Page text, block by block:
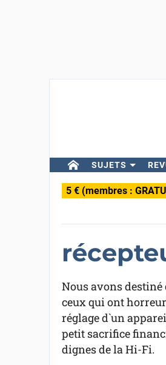
SUJETS
5 € (membres :
Nous avons destiné
ceux qui ont
réglage d`un
petit sacrifice
dignes de la Hi-Fi.